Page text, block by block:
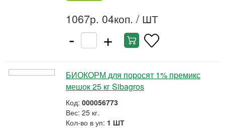
1067р. 04коп. / ШТ
- +
БИОКОРМ для поросят 1% премикс
мешок 25 кг Sibagros
Код: 000056773
Вес: 25 кг.
Кол-во в уп: 1 ШТ